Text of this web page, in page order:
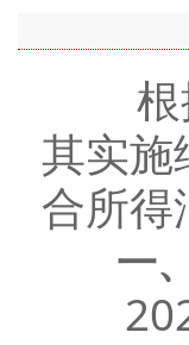
根据
其实施
合所得
一、
2023